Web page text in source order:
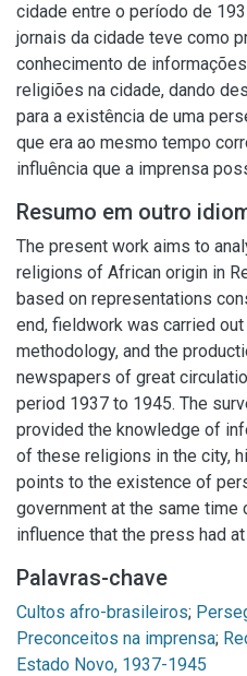
cidade entre o período de
jornais da cidade teve como
conhecimento de
religiões na cidade, dando
para a existência de uma
que era ao mesmo tempo
influência que a imprensa
Resumo em outro
The present work aims to
religions of African origin in
based on representations
end, fieldwork was carried
methodology, and the
newspapers of great
period 1937 to 1945. The
provided the knowledge of
of these religions in the city,
points to the existence of
government at the same time
influence that the press had
Palavras-chave
Cultos afro-brasileiros;
Preconceitos na imprensa;
Estado Novo, 1937-1945